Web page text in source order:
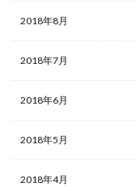
2018年8月
2018年7月
2018年6月
2018年5月
2018年4月